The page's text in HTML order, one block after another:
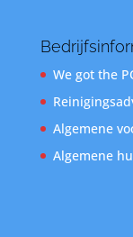
We got the
Algemene
Algemene